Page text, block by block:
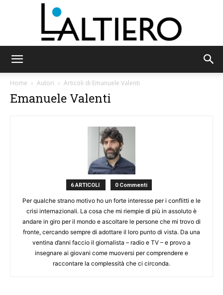
Home
Autori Articoli di Emanuele Valenti
Emanuele Valenti
6 ARTICOLI 0 Commenti
Per qualche strano motivo ho un forte interesse per i conflitti e le
crisi internazionali. La cosa che mi riempie di più in assoluto è
andare in giro per il mondo e ascoltare le persone che mi trovo di
fronte, cercando sempre di adottare il loro punto di vista. Da una
ventina d’anni faccio il giornalista – radio e TV – e provo a
insegnare ai giovani come muoversi per comprendere e
raccontare la complessità che ci circonda.